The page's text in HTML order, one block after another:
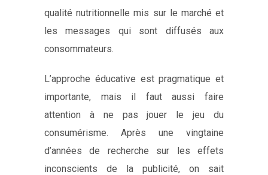
qualité nutritionnelle mis sur le marché et
les messages qui sont diffusés aux
consommateurs.
L’approche éducative est pragmatique et
importante, mais il faut aussi faire
attention à ne pas jouer le jeu du
consumérisme. Après une vingtaine
d’années de recherche sur les effets
inconscients de la publicité, on sait